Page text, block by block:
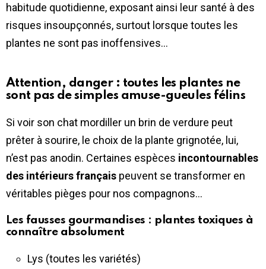
habitude quotidienne, exposant ainsi leur santé à des
risques insoupçonnés, surtout lorsque toutes les
plantes ne sont pas inoffensives…
Attention, danger : toutes les plantes ne
sont pas de simples amuse-gueules félins
Si voir son chat mordiller un brin de verdure peut
prêter à sourire, le choix de la plante grignotée, lui,
n’est pas anodin. Certaines espèces incontournables
des intérieurs français peuvent se transformer en
véritables pièges pour nos compagnons…
Les fausses gourmandises : plantes toxiques à
connaître absolument
Lys (toutes les variétés)